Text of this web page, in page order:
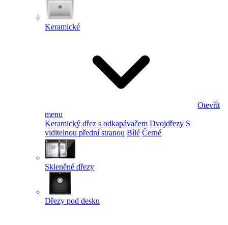
Keramické
Otevřít
menu
Keramický dřez s odkapávačem Dvojdřezy S
viditelnou přední stranou Bílé Černé
Skleněné dřezy
Dřezy pod desku